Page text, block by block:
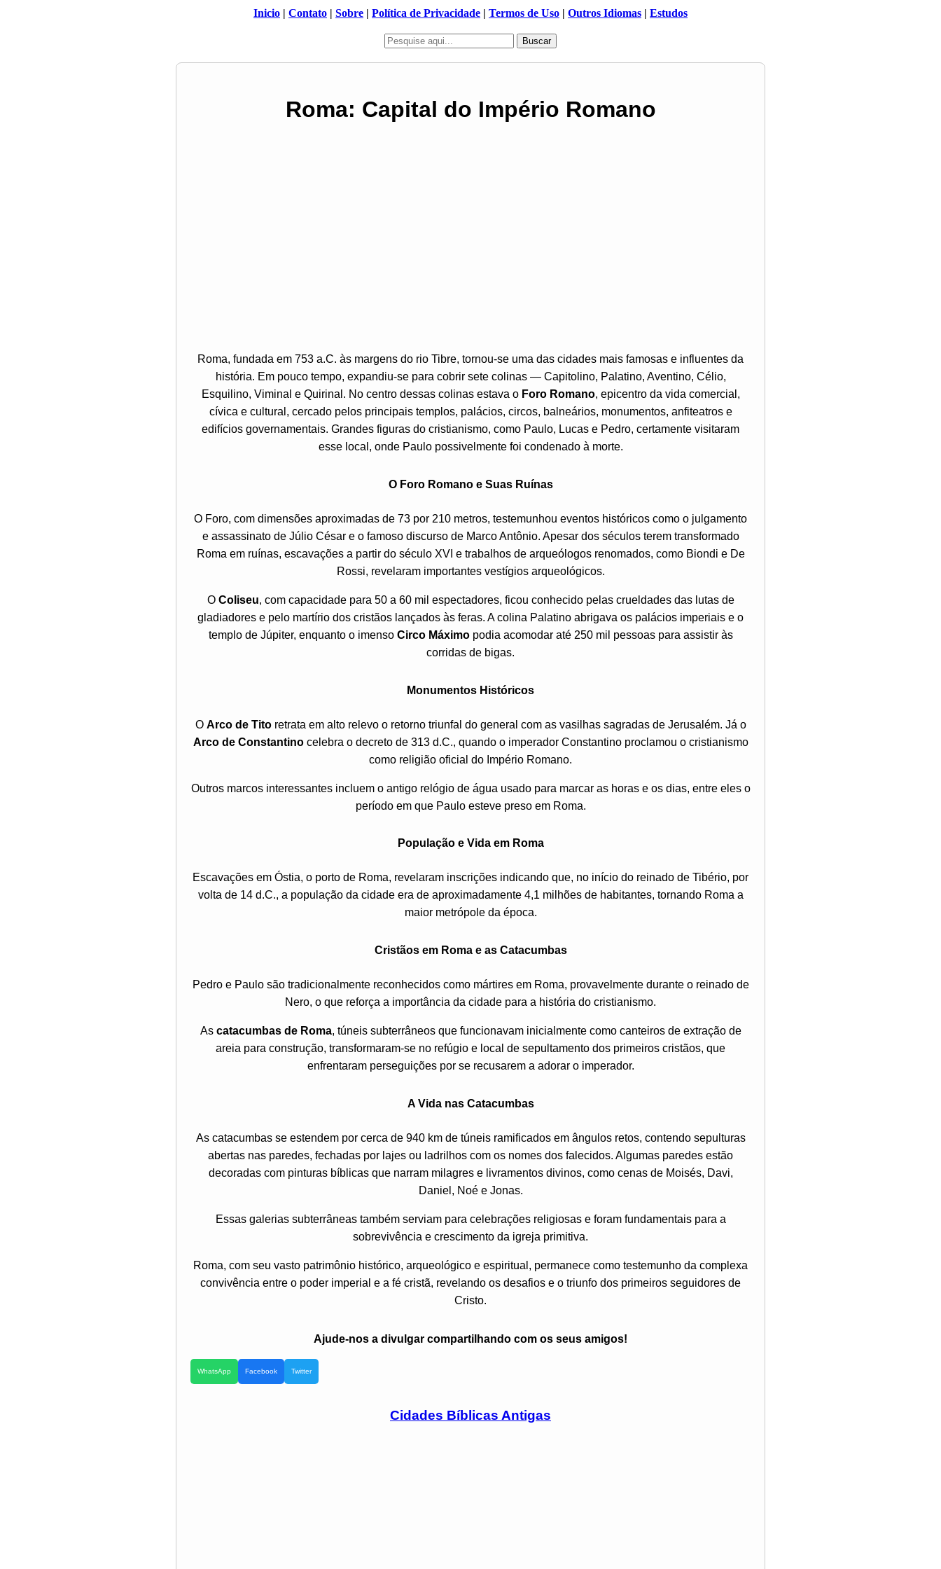
Inicio | Contato | Sobre | Política de Privacidade | Termos de Uso | Outros Idiomas | Estudos
Buscar
Roma: Capital do Império Romano
Roma, fundada em 753 a.C. às margens do rio Tibre, tornou-se uma das cidades mais famosas e influentes da
história. Em pouco tempo, expandiu-se para cobrir sete colinas — Capitolino, Palatino, Aventino, Célio,
Esquilino, Viminal e Quirinal. No centro dessas colinas estava o Foro Romano, epicentro da vida comercial,
cívica e cultural, cercado pelos principais templos, palácios, circos, balneários, monumentos, anfiteatros e
edifícios governamentais. Grandes figuras do cristianismo, como Paulo, Lucas e Pedro, certamente visitaram
esse local, onde Paulo possivelmente foi condenado à morte.
O Foro Romano e Suas Ruínas
O Foro, com dimensões aproximadas de 73 por 210 metros, testemunhou eventos históricos como o julgamento
e assassinato de Júlio César e o famoso discurso de Marco Antônio. Apesar dos séculos terem transformado
Roma em ruínas, escavações a partir do século XVI e trabalhos de arqueólogos renomados, como Biondi e De
Rossi, revelaram importantes vestígios arqueológicos.
O Coliseu, com capacidade para 50 a 60 mil espectadores, ficou conhecido pelas crueldades das lutas de
gladiadores e pelo martírio dos cristãos lançados às feras. A colina Palatino abrigava os palácios imperiais e o
templo de Júpiter, enquanto o imenso Circo Máximopodia acomodar até 250 mil pessoas para assistir às
corridas de bigas.
Monumentos Históricos
O Arco de Titoretrata em alto relevo o retorno triunfal do general com as vasilhas sagradas de Jerusalém. Já o
Arco de Constantinocelebra o decreto de 313 d.C., quando o imperador Constantino proclamou o cristianismo
como religião oficial do Império Romano.
Outros marcos interessantes incluem o antigo relógio de água usado para marcar as horas e os dias, entre eles o
período em que Paulo esteve preso em Roma.
População e Vida em Roma
Escavações em Óstia, o porto de Roma, revelaram inscrições indicando que, no início do reinado de Tibério, por
volta de 14 d.C., a população da cidade era de aproximadamente 4,1 milhões de habitantes, tornando Roma a
maior metrópole da época.
Cristãos em Roma e as Catacumbas
Pedro e Paulo são tradicionalmente reconhecidos como mártires em Roma, provavelmente durante o reinado de
Nero, o que reforça a importância da cidade para a história do cristianismo.
As catacumbas de Roma, túneis subterrâneos que funcionavam inicialmente como canteiros de extração de
areia para construção, transformaram-se no refúgio e local de sepultamento dos primeiros cristãos, que
enfrentaram perseguições por se recusarem a adorar o imperador.
A Vida nas Catacumbas
As catacumbas se estendem por cerca de 940 km de túneis ramificados em ângulos retos, contendo sepulturas
abertas nas paredes, fechadas por lajes ou ladrilhos com os nomes dos falecidos. Algumas paredes estão
decoradas com pinturas bíblicas que narram milagres e livramentos divinos, como cenas de Moisés, Davi,
Daniel, Noé e Jonas.
Essas galerias subterrâneas também serviam para celebrações religiosas e foram fundamentais para a
sobrevivência e crescimento da igreja primitiva.
Roma, com seu vasto patrimônio histórico, arqueológico e espiritual, permanece como testemunho da complexa
convivência entre o poder imperial e a fé cristã, revelando os desafios e o triunfo dos primeiros seguidores de
Cristo.
Ajude-nos a divulgar compartilhando com os seus amigos!
WhatsApp Facebook Twitter
Cidades Bíblicas Antigas